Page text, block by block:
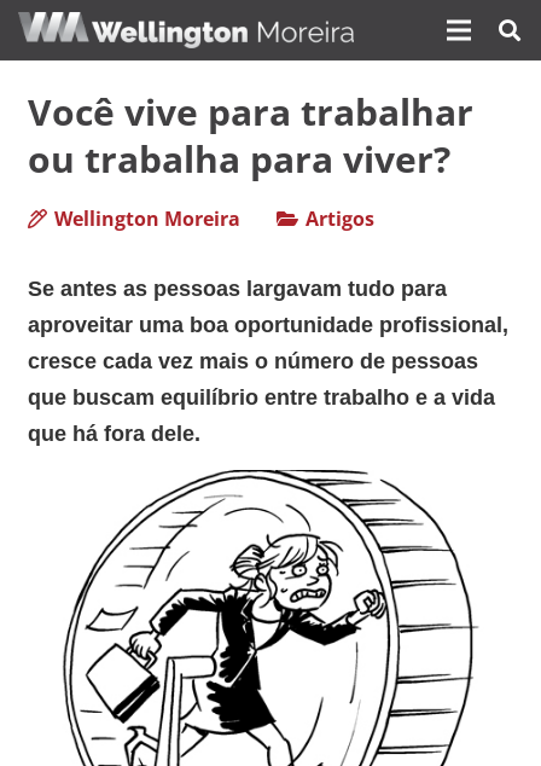
Você vive para trabalhar
ou trabalha para viver?
Wellington Moreira Artigos
Se antes as pessoas largavam tudo para
aproveitar uma boa oportunidade profissional,
cresce cada vez mais o número de pessoas
que buscam equilíbrio entre trabalho e a vida
que há fora dele.